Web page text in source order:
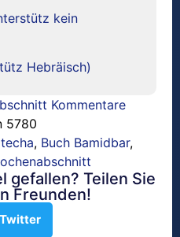
kein
Hebräisch)
Kommentare
5780
, Buch Bamidbar,
gefallen? Teilen Sie
Freunden!
Twitter